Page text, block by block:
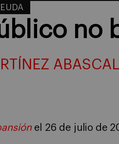
no
ABASCAL
el 26 de julio de